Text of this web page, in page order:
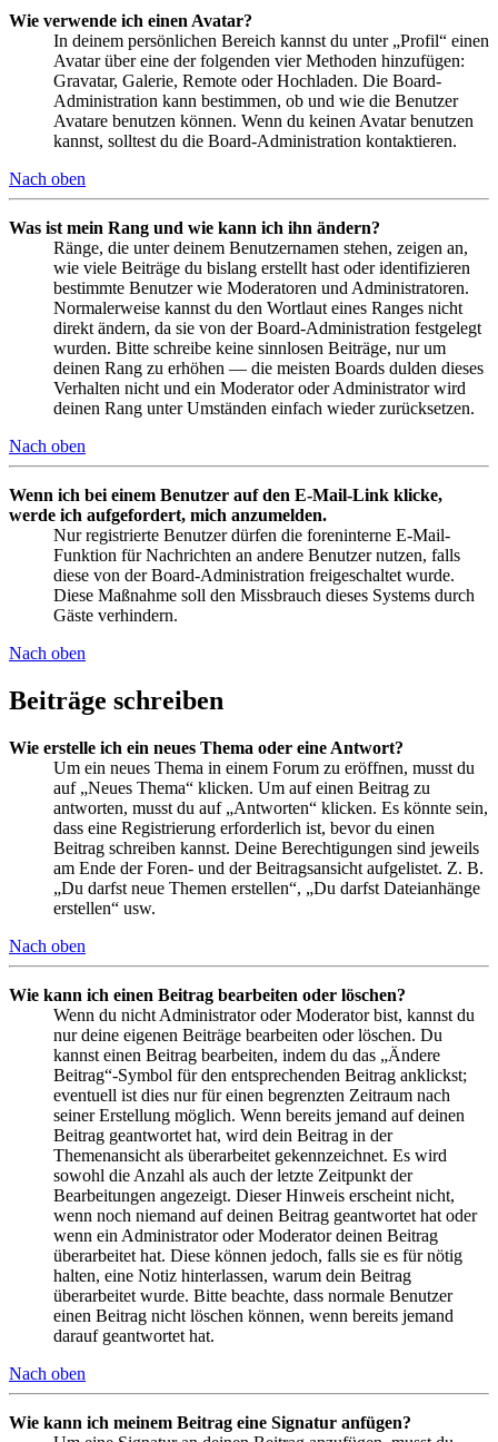
Wie verwende ich einen Avatar?
In deinem persönlichen Bereich kannst du unter „Profil“ einen
Avatar über eine der folgenden vier Methoden hinzufügen:
Gravatar, Galerie, Remote oder Hochladen. Die Board-
Administration kann bestimmen, ob und wie die Benutzer
Avatare benutzen können. Wenn du keinen Avatar benutzen
kannst, solltest du die Board-Administration kontaktieren.
Nach oben
Was ist mein Rang und wie kann ich ihn ändern?
Ränge, die unter deinem Benutzernamen stehen, zeigen an,
wie viele Beiträge du bislang erstellt hast oder identifizieren
bestimmte Benutzer wie Moderatoren und Administratoren.
Normalerweise kannst du den Wortlaut eines Ranges nicht
direkt ändern, da sie von der Board-Administration festgelegt
wurden. Bitte schreibe keine sinnlosen Beiträge, nur um
deinen Rang zu erhöhen — die meisten Boards dulden dieses
Verhalten nicht und ein Moderator oder Administrator wird
deinen Rang unter Umständen einfach wieder zurücksetzen.
Nach oben
Wenn ich bei einem Benutzer auf den E-Mail-Link klicke,
werde ich aufgefordert, mich anzumelden.
Nur registrierte Benutzer dürfen die foreninterne E-Mail-
Funktion für Nachrichten an andere Benutzer nutzen, falls
diese von der Board-Administration freigeschaltet wurde.
Diese Maßnahme soll den Missbrauch dieses Systems durch
Gäste verhindern.
Nach oben
Beiträge schreiben
Wie erstelle ich ein neues Thema oder eine Antwort?
Um ein neues Thema in einem Forum zu eröffnen, musst du
auf „Neues Thema“ klicken. Um auf einen Beitrag zu
antworten, musst du auf „Antworten“ klicken. Es könnte sein,
dass eine Registrierung erforderlich ist, bevor du einen
Beitrag schreiben kannst. Deine Berechtigungen sind jeweils
am Ende der Foren- und der Beitragsansicht aufgelistet. Z. B.
„Du darfst neue Themen erstellen“, „Du darfst Dateianhänge
erstellen“ usw.
Nach oben
Wie kann ich einen Beitrag bearbeiten oder löschen?
Wenn du nicht Administrator oder Moderator bist, kannst du
nur deine eigenen Beiträge bearbeiten oder löschen. Du
kannst einen Beitrag bearbeiten, indem du das „Ändere
Beitrag“-Symbol für den entsprechenden Beitrag anklickst;
eventuell ist dies nur für einen begrenzten Zeitraum nach
seiner Erstellung möglich. Wenn bereits jemand auf deinen
Beitrag geantwortet hat, wird dein Beitrag in der
Themenansicht als überarbeitet gekennzeichnet. Es wird
sowohl die Anzahl als auch der letzte Zeitpunkt der
Bearbeitungen angezeigt. Dieser Hinweis erscheint nicht,
wenn noch niemand auf deinen Beitrag geantwortet hat oder
wenn ein Administrator oder Moderator deinen Beitrag
überarbeitet hat. Diese können jedoch, falls sie es für nötig
halten, eine Notiz hinterlassen, warum dein Beitrag
überarbeitet wurde. Bitte beachte, dass normale Benutzer
einen Beitrag nicht löschen können, wenn bereits jemand
darauf geantwortet hat.
Nach oben
Wie kann ich meinem Beitrag eine Signatur anfügen?